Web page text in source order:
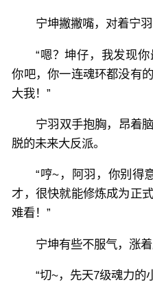
宁坤撇撇嘴，对着宁羽
“嗯？坤仔，我发现
你吧，你一连魂环都没有
大我！”
宁羽双手抱胸，昂着
脱的未来大反派。
“哼~，阿羽，你别得
才，很快就能修炼成为正
难看！”
宁坤有些不服气，涨
“切~，先天7级魂力的